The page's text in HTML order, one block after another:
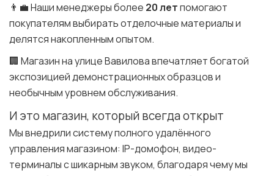
👨‍💼 Наши менеджеры более 20 летпомогают
покупателям выбирать отделочные материалы и
делятся накопленным опытом.
🏢 Магазин на улице Вавилова впечатляет богатой
экспозицией демонстрационных образцов и
необычным уровнем обслуживания.
И это магазин, который всегда открыт
Мы внедрили систему полного удалённого
управления магазином: IP-домофон, видео-
терминалы с шикарным звуком, благодаря чему мы